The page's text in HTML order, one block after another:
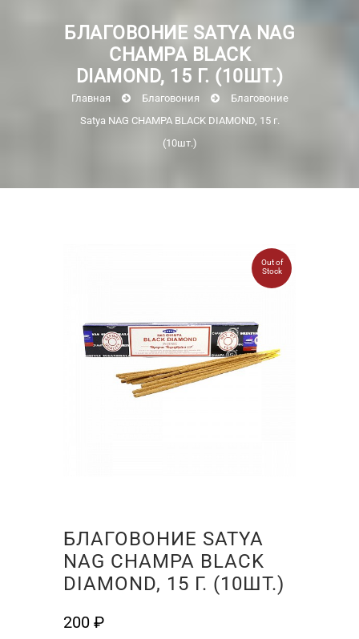
БЛАГОВОНИЕ SATYA NAG
CHAMPA BLACK
DIAMOND, 15 Г. (10ШТ.)
Главная Благовония
Благовоние
Satya NAG CHAMPA BLACK DIAMOND, 15 г.
(10шт.)
Out of
Stock
БЛАГОВОНИЕ SATYA
NAG CHAMPA BLACK
DIAMOND, 15 Г. (10ШТ.)
200 ₽